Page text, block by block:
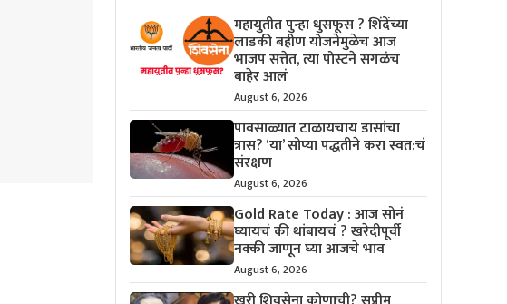
महायुतीत पुन्हा धुसफूस ? शिंदेंच्या
लाडकी बहीण योजनेमुळेच आज
भाजप सत्तेत, त्या पोस्टने सगळंच
बाहेर आलं
August 6, 2026
पावसाळ्यात टाळायचाय डासांचा
त्रास? ‘या’ सोप्या पद्धतीने करा स्वत:चं
संरक्षण
August 6, 2026
Gold Rate Today : आज सोनं
घ्यायचं की थांबायचं ? खरेदीपूर्वी
नक्की जाणून घ्या आजचे भाव
August 6, 2026